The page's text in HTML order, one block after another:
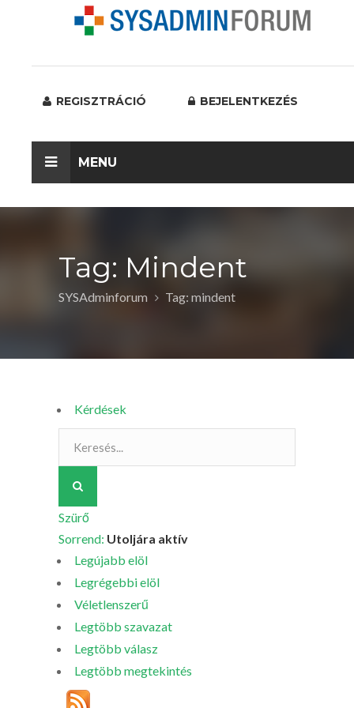
REGISZTRÁCIÓ BEJELENTKEZÉS
MENU
Tag: Mindent
SYSAdminforum Tag: mindent
Kérdések
Szürő
Sorrend: Utoljára aktív
Legújabb elöl
Legrégebbi elöl
Véletlenszerű
Legtöbb szavazat
Legtöbb válasz
Legtöbb megtekintés